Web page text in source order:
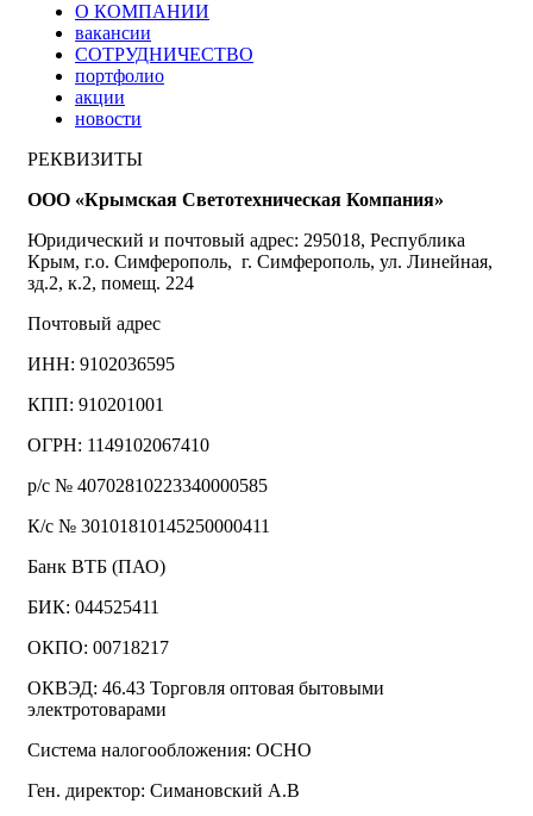
О КОМПАНИИ
вакансии
СОТРУДНИЧЕСТВО
портфолио
акции
новости
РЕКВИЗИТЫ
ООО «Крымская Светотехническая Компания»
Юридический и почтовый адрес: 295018, Республика
Крым, г.о. Симферополь, г. Симферополь, ул. Линейная,
зд.2, к.2, помещ. 224
Почтовый адрес
ИНН: 9102036595
КПП: 910201001
ОГРН: 1149102067410
р/с № 40702810223340000585
К/с № 30101810145250000411
Банк ВТБ (ПАО)
БИК: 044525411
ОКПО: 00718217
ОКВЭД: 46.43 Торговля оптовая бытовыми
электротоварами
Система налогообложения: ОСНО
Ген. директор: Симановский А.В